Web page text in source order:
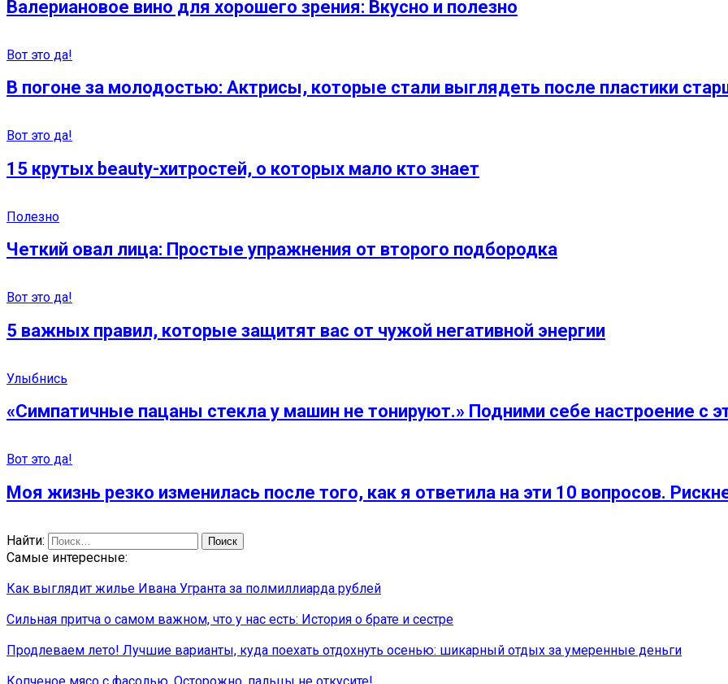
Валериановое вино для хорошего зрения: Вкусно и полезно
Вот это да!
В погоне за молодостью: Актрисы, которые стали выглядеть после пластики
Вот это да!
15 крутых beauty-хитростей, о которых мало кто знает
Полезно
Четкий овал лица: Простые упражнения от второго подбородка
Вот это да!
5 важных правил, которые защитят вас от чужой негативной энергии
Улыбнись
«Симпатичные пацаны стекла у машин не тонируют.» Подними себе настроение с
Вот это да!
Моя жизнь резко изменилась после того, как я ответила на эти 10 вопросов.
Найти:
Самые интересные:
Как выглядит жилье Ивана Угранта за полмиллиарда рублей
Сильная притча о самом важном, что у нас есть: История о брате и сестре
Продлеваем лето! Лучшие варианты, куда поехать отдохнуть осенью: шикарный отдых за умеренные деньги